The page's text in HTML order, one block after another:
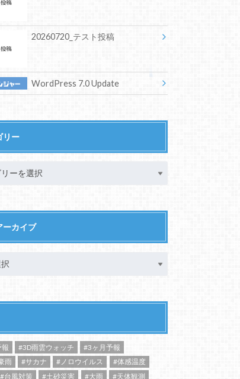
20260720_テスト投稿
WordPress 7.0 Update
リー
ーカイブ
#3D雨雲ウォッチ
#3ヶ月予報
雨
#サカナ #ノロウイルス
#体感温度
#台風対策 #土砂災害 #大雨
#天体観測